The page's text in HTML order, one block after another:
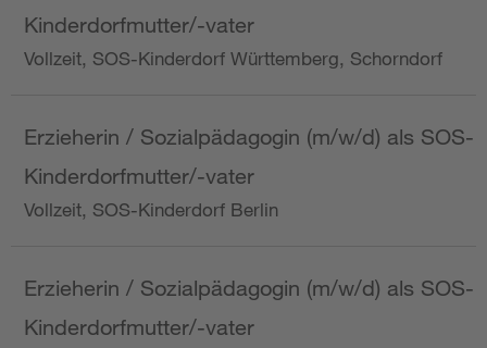
Kinderdorfmutter/-vater
Vollzeit, SOS-Kinderdorf Württemberg, Schorndorf
Erzieherin / Sozialpädagogin (m/w/d) als SOS-
Kinderdorfmutter/-vater
Vollzeit, SOS-Kinderdorf Berlin
Erzieherin / Sozialpädagogin (m/w/d) als SOS-
Kinderdorfmutter/-vater